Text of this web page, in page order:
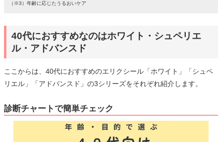
（※3）年齢に応じたうるおいケア
40代におすすめなのはホワイト・シュペリエ
ル・アドバンスド
ここからは、40代におすすめのエリクシール「ホワイト」「シュペ
リエル」「アドバンスド」の3シリーズをそれぞれ紹介します。
診断チャートで簡単チェック